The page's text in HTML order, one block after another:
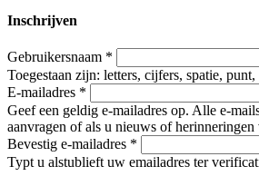
Inschrijven
Gebruikersnaam *
Toegestaan zijn: letters, cijfers, spatie,
E-mailadres *
Geef een geldig e-mailadres op. Alle e-
aanvragen of als u nieuws of
Bevestig e-mailadres *
Typt u alstublieft uw emailadres ter